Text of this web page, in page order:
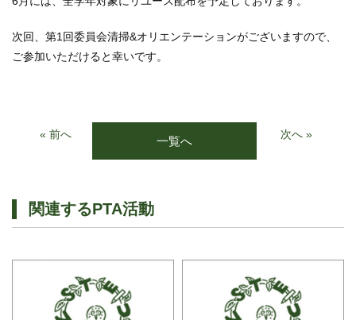
次回、第1回委員会清掃&オリエンテーションがございますので、
ご参加いただけると幸いです。
« 前へ 一覧へ 次へ »
関連するPTA活動